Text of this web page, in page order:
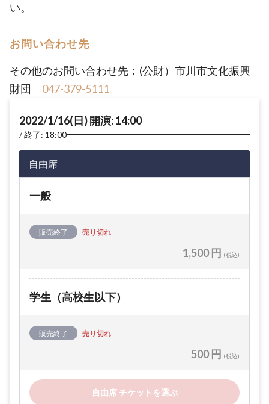
い。
お問い合わせ先
その他のお問い合わせ先：(公財）市川市文化振興
財団 047-379-5111
2022/1/16(日) 開演: 14:00
終了: 18:00
自由席
一般
販売終了 売り切れ
1,500 円 (税込)
学生（高校生以下）
販売終了 売り切れ
500 円 (税込)
自由席 チケットを選ぶ